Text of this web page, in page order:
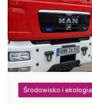
Środowisko i ekologia